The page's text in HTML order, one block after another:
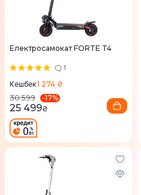
Eлектросамокат FORTE T4
1
Кешбек1 274 ₴
30 599
-17%
25 499₴